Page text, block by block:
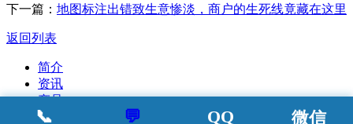
下一篇： 地图标注出错致生意惨淡，商户的生死线竟藏在这里
返回列表
📞 💬 QQ 微信
简介
资讯
产品
案例